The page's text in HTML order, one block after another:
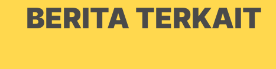
BERITA TERKAIT